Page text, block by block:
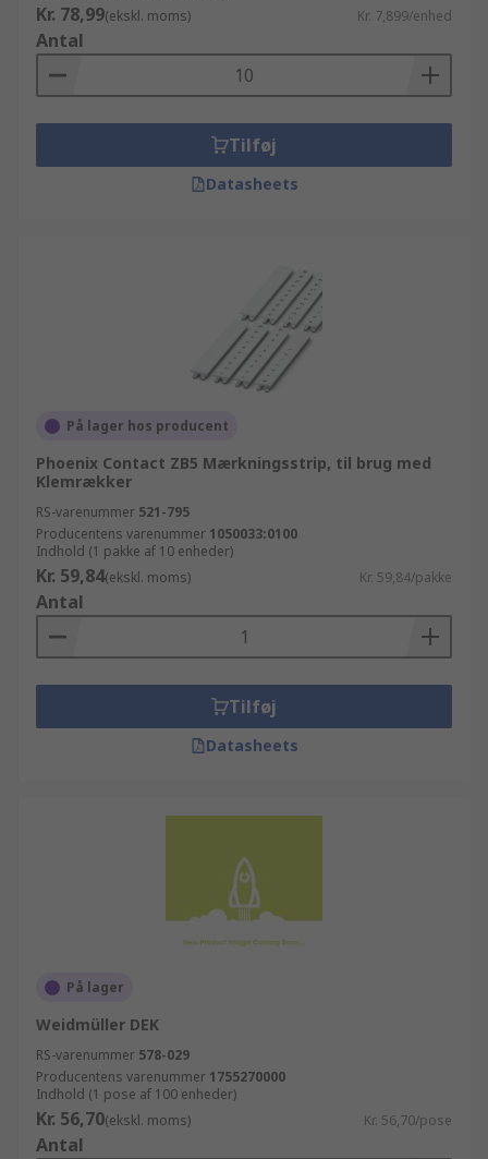
Kr. 78,99(ekskl. moms) Kr. 7,899/enhed
Antal
Tilføj
Datasheets
På lager hos producent
Phoenix Contact ZB5 Mærkningsstrip, til brug med
Klemrækker
RS-varenummer 521-795
Producentens varenummer 1050033:0100
Indhold (1 pakke af 10 enheder)
Kr. 59,84(ekskl. moms) Kr. 59,84/pakke
Antal
Tilføj
Datasheets
På lager
Weidmüller DEK
RS-varenummer 578-029
Producentens varenummer 1755270000
Indhold (1 pose af 100 enheder)
Kr. 56,70(ekskl. moms) Kr. 56,70/pose
Antal